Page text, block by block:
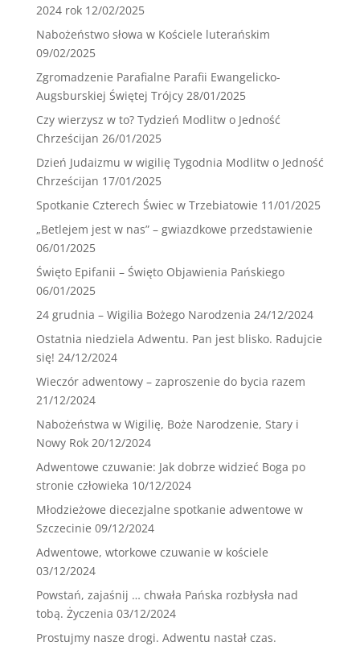
2024 rok 12/02/2025
Nabożeństwo słowa w Kościele luterańskim
09/02/2025
Zgromadzenie Parafialne Parafii Ewangelicko-
Augsburskiej Świętej Trójcy 28/01/2025
Czy wierzysz w to? Tydzień Modlitw o Jedność
Chrześcijan 26/01/2025
Dzień Judaizmu w wigilię Tygodnia Modlitw o Jedność
Chrześcijan 17/01/2025
Spotkanie Czterech Świec w Trzebiatowie 11/01/2025
„Betlejem jest w nas” – gwiazdkowe przedstawienie
06/01/2025
Święto Epifanii – Święto Objawienia Pańskiego
06/01/2025
24 grudnia – Wigilia Bożego Narodzenia 24/12/2024
Ostatnia niedziela Adwentu. Pan jest blisko. Radujcie
się! 24/12/2024
Wieczór adwentowy – zaproszenie do bycia razem
21/12/2024
Nabożeństwa w Wigilię, Boże Narodzenie, Stary i
Nowy Rok 20/12/2024
Adwentowe czuwanie: Jak dobrze widzieć Boga po
stronie człowieka 10/12/2024
Młodzieżowe diecezjalne spotkanie adwentowe w
Szczecinie 09/12/2024
Adwentowe, wtorkowe czuwanie w kościele
03/12/2024
Powstań, zajaśnij … chwała Pańska rozbłysła nad
tobą. Życzenia 03/12/2024
Prostujmy nasze drogi. Adwentu nastał czas.